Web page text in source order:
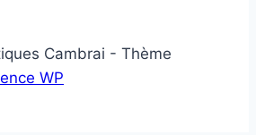
Cambrai - Thème
WP